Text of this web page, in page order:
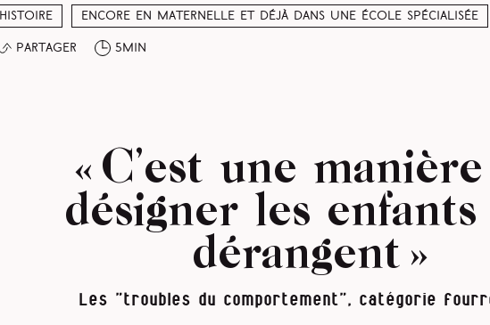
Histoire Encore en maternelle et déjà dans une école spécialisée
Partager 5min
« C’est une
désigner les
dérangent »
Les "troubles du comportement", catégorie